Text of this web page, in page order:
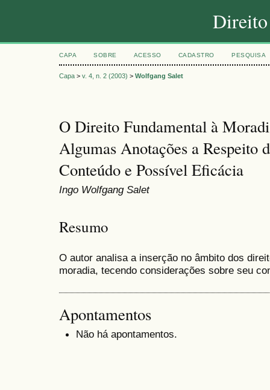
Direito
CAPA SOBRE ACESSO CADASTRO PESQUISA
Capa > v. 4, n. 2 (2003) > Wolfgang Salet
O Direito Fundamental à
Algumas Anotações a Respeito
Conteúdo e Possível Eficácia
Ingo Wolfgang Salet
Resumo
O autor analisa a inserção no âmbito dos
moradia, tecendo considerações sobre seu
Apontamentos
Não há apontamentos.